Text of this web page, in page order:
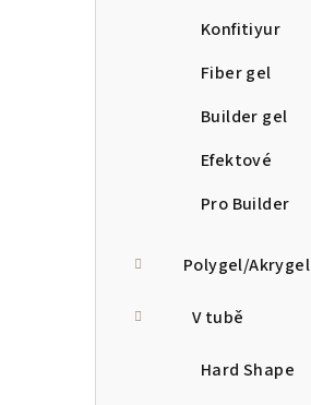
Konfitiyur
Fiber gel
Builder gel
Efektové
Pro Builder
Polygel/Akrygel
V tubě
Hard Shape